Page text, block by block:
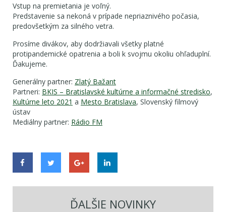
Vstup na premietania je voľný.
Predstavenie sa nekoná v prípade nepriaznivého počasia,
predovšetkým za silného vetra.
Prosíme divákov, aby dodržiavali všetky platné
protipandemické opatrenia a boli k svojmu okoliu ohľaduplní.
Ďakujeme.
Generálny partner: Zlatý Bažant
Partneri: BKIS – Bratislavské kultúrne a informačné stredisko,
Kultúrne leto 2021 a Mesto Bratislava, Slovenský filmový
ústav
Mediálny partner: Rádio FM
ĎALŠIE NOVINKY